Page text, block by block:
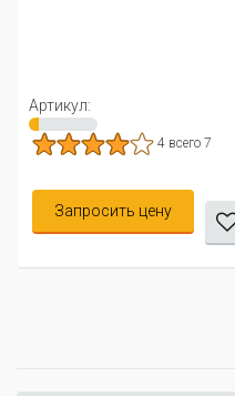
4 всего 7
цену